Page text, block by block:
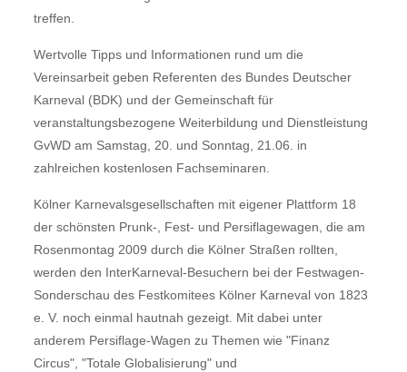
treffen.
Wertvolle Tipps und Informationen rund um die
Vereinsarbeit geben Referenten des Bundes Deutscher
Karneval (BDK) und der Gemeinschaft für
veranstaltungsbezogene Weiterbildung und Dienstleistung
GvWD am Samstag, 20. und Sonntag, 21.06. in
zahlreichen kostenlosen Fachseminaren.
Kölner Karnevalsgesellschaften mit eigener Plattform 18
der schönsten Prunk-, Fest- und Persiflagewagen, die am
Rosenmontag 2009 durch die Kölner Straßen rollten,
werden den InterKarneval-Besuchern bei der Festwagen-
Sonderschau des Festkomitees Kölner Karneval von 1823
e. V. noch einmal hautnah gezeigt. Mit dabei unter
anderem Persiflage-Wagen zu Themen wie "Finanz
Circus", "Totale Globalisierung" und